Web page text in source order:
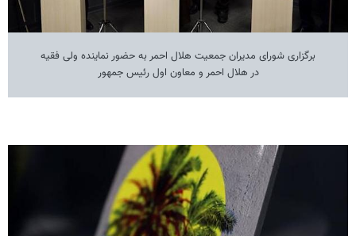
برگزاری شورای مدیران جمعیت هلال احمر به حضور نماینده ولی فقیه
در هلال احمر و معاون اول رئیس جمهور